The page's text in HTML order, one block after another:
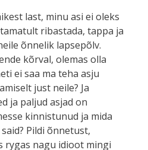
last, minu asi ei oleks
ribastada, tappa ja
õnnelik lapsepõlv.
kõrval, olemas olla
ei saa ma teha asju
just neile? Ja
ja paljud asjad on
kinnistunud ja mida
Pildi õnnetust,
rygas nagu idioot mingi